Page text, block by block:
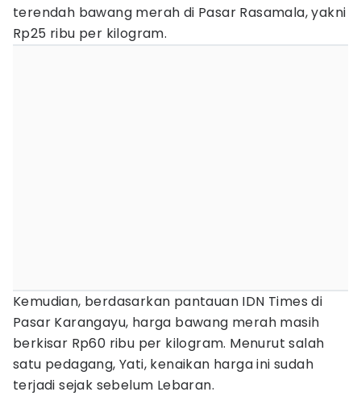
terendah bawang merah di Pasar Rasamala, yakni
Rp25 ribu per kilogram.
Kemudian, berdasarkan pantauan IDN Times di
Pasar Karangayu, harga bawang merah masih
berkisar Rp60 ribu per kilogram. Menurut salah
satu pedagang, Yati, kenaikan harga ini sudah
terjadi sejak sebelum Lebaran.